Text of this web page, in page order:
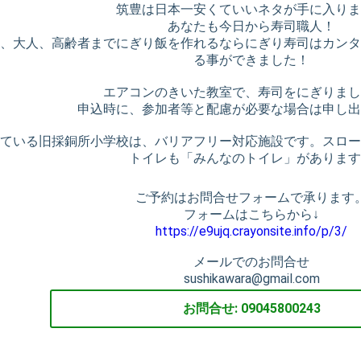
筑豊は日本一安くていいネタが手に入りま
あなたも今日から寿司職人！
大人、高齢者までにぎり飯を作れるならにぎり寿司はカン
る事ができました！
エアコンのきいた教室で、寿司をにぎりま
申込時に、参加者等と配慮が必要な場合は申し出
いる旧採銅所小学校は、バリアフリー対応施設です。スロ
トイレも「みんなのトイレ」があります
ご予約はお問合せフォームで承ります。
フォームはこちらから↓
https://e9ujq.crayonsite.info/p/3/
メールでのお問合せ
sushikawara@gmail.com
お問合せ: 09045800243